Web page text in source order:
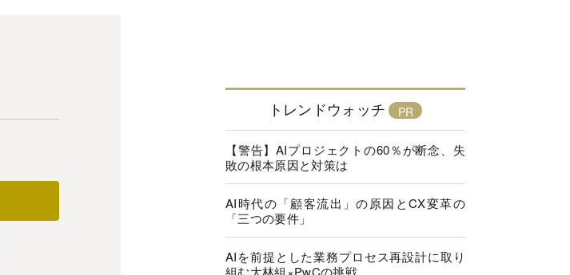
トレンドウォッチ
【警告】AIプロジェクトの60％が断念、失
敗の根本原因と対策は
AI時代の「顧客流出」の原因とCX変革の
「三つの要件」
AIを前提とした業務プロセス再設計に取り
組む大林組×PwCの挑戦